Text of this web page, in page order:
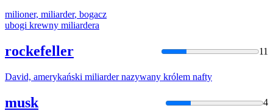
milioner, miliarder, bogacz
ubogi krewny miliardera
rockefeller 11
David, amerykański miliardernazywany królem nafty
musk 4